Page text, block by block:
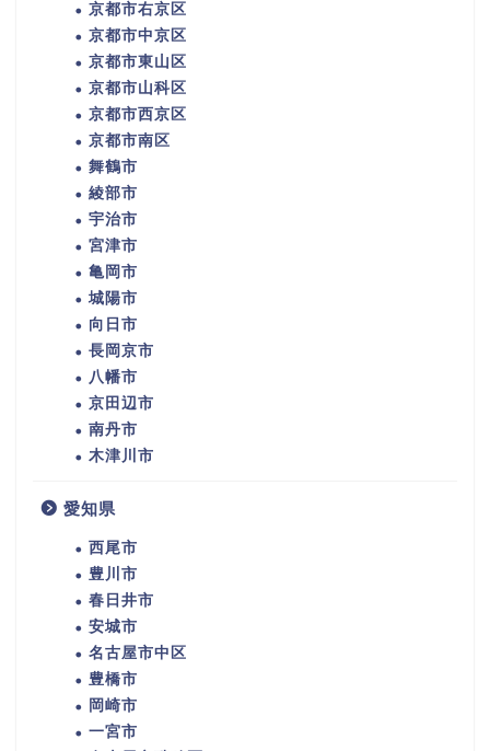
京都市右京区
京都市中京区
京都市東山区
京都市山科区
京都市西京区
京都市南区
舞鶴市
綾部市
宇治市
宮津市
亀岡市
城陽市
向日市
長岡京市
八幡市
京田辺市
南丹市
木津川市
愛知県
西尾市
豊川市
春日井市
安城市
名古屋市中区
豊橋市
岡崎市
一宮市